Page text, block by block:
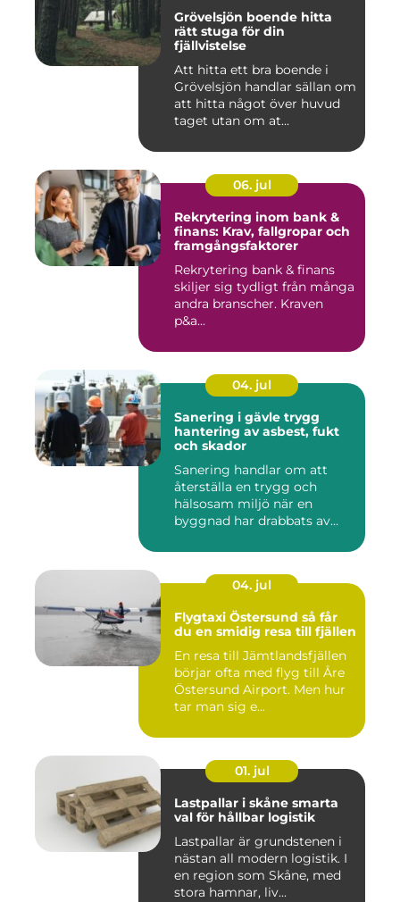
Grövelsjön boende hitta
rätt stuga för din
fjällvistelse
Att hitta ett bra boende i
Grövelsjön handlar sällan om
att hitta något över huvud
taget utan om at...
06. jul
Rekrytering inom bank &
finans: Krav, fallgropar och
framgångsfaktorer
Rekrytering bank & finans
skiljer sig tydligt från många
andra branscher. Kraven
p&a...
04. jul
Sanering i gävle trygg
hantering av asbest, fukt
och skador
Sanering handlar om att
återställa en trygg och
hälsosam miljö när en
byggnad har drabbats av
04. jul
Flygtaxi Östersund så får
du en smidig resa till fjällen
En resa till Jämtlandsfjällen
börjar ofta med flyg till Åre
Östersund Airport. Men hur
tar man sig e...
01. jul
Lastpallar i skåne smarta
val för hållbar logistik
Lastpallar är grundstenen i
nästan all modern logistik. I
en region som Skåne, med
stora hamnar, liv...